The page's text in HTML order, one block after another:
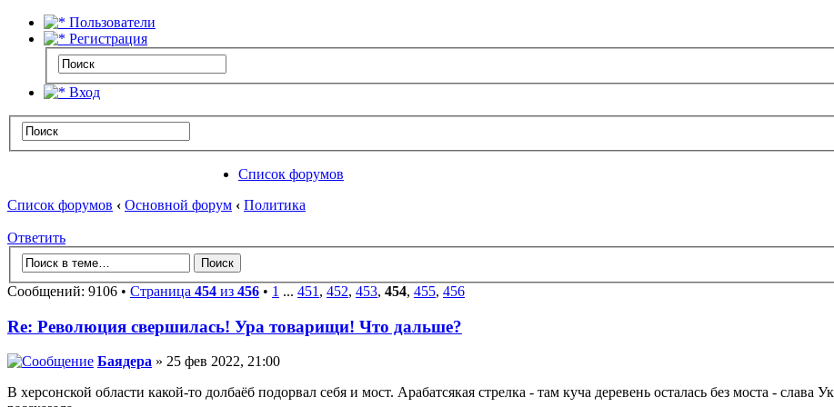
Пользователи
Регистрация
Вход
Список форумов
Список форумов ‹ Основной форум ‹ Политика
Ответить
Сообщений: 9106 • Страница 454 из 456 • 1 ... 451 , 452, 453, 454, 455, 456
Re: Революция свершилась! Ура товарищи! Что дальше?
Баядера » 25 фев 2022, 21:00
В херсонской области какой-то долбаёб подорвал себя и мост. Арабатсякая стрелка - там куча деревень осталась без моста - слава